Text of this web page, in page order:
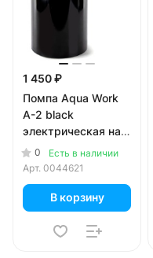
1 450 ₽
Помпа Aqua Work
A-2 black
электрическая на
аккумуляторе с
USB-адаптером
коробке)
0
Есть в наличии
Арт. 0044621
В корзину